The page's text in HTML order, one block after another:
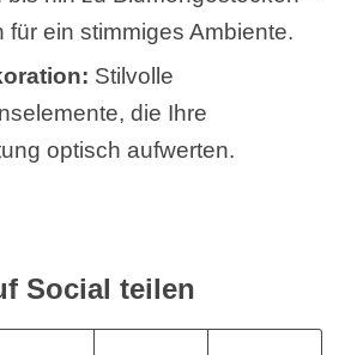
für ein stimmiges Ambiente.
Stilvolle
die Ihre
optisch aufwerten.
Social teilen